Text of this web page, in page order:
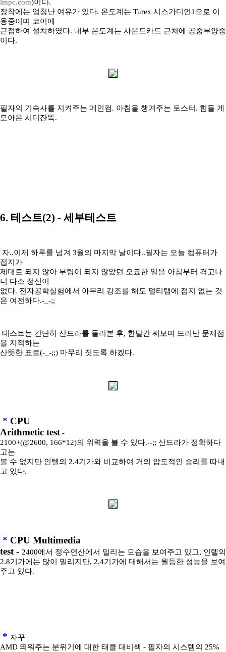
lmpc.com)이다.
장착에는 엄청난 여유가 있다. 온도계는 Turex 시스가디언1으로 이
용중이며 코어에
근접하여 설치하였다. 내부 온도계는 사운드카드 근처에 공중부양중
이다.
필자의 기숙사를 지켜주는 메인컴. 아침을 챙겨주는 토스터. 힘들 게
모아온 시디잔뜩.
6. 테스트(2) - 세부테스트
자..이제 하루를 넘겨 3월의 마지막 날이다..필자는 오늘 컴퓨터가
접지가
제대로 되지 않아 부팅이 되지 않았던 오묘한 일을 아침부터 겪고나
니 다소 정신이
없다. 전자공학실험에서 아무리 강조를 해도 멀티탭에 접지 없는 것
은 여전하다.-_-;;
테스트는 간단히 산드라를 돌려본 후, 한달간 써보며 드러난 문제점
을 지적하는
산뜻한 표로(-_-;;) 마무리 짓도록 하겠다.
* CPU
Arithmetic test -
2100+(@2600, 166*12)의 위력을 볼 수 있다.--;; 산드라가 정확하다
고는
볼 수 없지만 인텔의 2.4기가와 비교하여 거의 압도적인 승리를 따내
고 있다.
* CPU Multimedia
test - 2400에서 정수연산에서 밀리는 모습을 보여주고 있고, 인텔의
2.8기가에는 많이 밀리지만, 2.4기가에 대해서는 월등한 성능을 보여
주고 있다.
* 자꾸
AMD 띄워주는 분위기에 대한 태클 대비책 - 필자의 시스템의 25%